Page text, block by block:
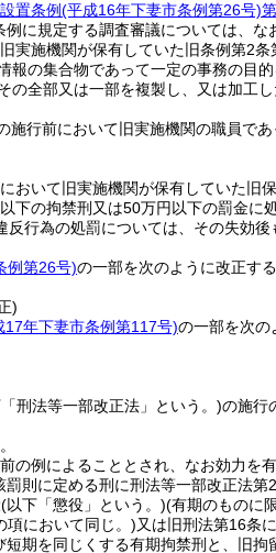
置条例(平成16年下妻市条例第26号)
に規定する調査審議については、な
実施機関が保有していた旧条例第2
報の集合物であって一定の事務の目
の全部又は一部を複製し、又は加工
施行前において旧実施機関の職員で
おいて旧実施機関が保有していた旧
下の拘禁刑又は50万円以下の罰金に処
行為の処罰については、その失効後
例第26号)の一部を次のように改正する
)
17年下妻市条例第117号)の一部を次の
刑法等一部改正法」という。)の施行
の例によることとされ、なお効力を
則に定める刑に刑法等一部改正法
(以下「懲役」という。)(有期のものに
項において同じ。)又は旧刑法第16条
期を同じくする有期拘禁刑と、旧拘